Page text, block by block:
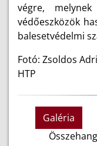
végre,
védőeszközök
balesetvédelmi
Fotó: Zsoldos
HTP
Galéria